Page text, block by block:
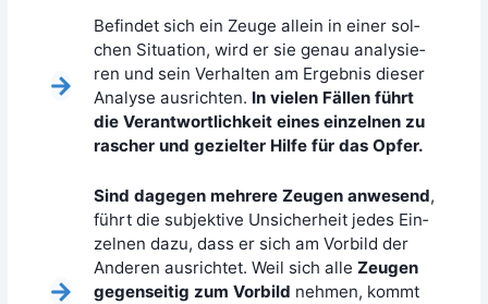
Befin­det sich ein Zeu­ge allein in einer sol­
chen Situa­ti­on, wird er sie genau ana­ly­sie­
ren und sein Ver­hal­ten am Ergeb­nis die­ser
Ana­ly­se aus­rich­ten. In vie­len Fäl­len führt
die Ver­ant­wort­lich­keit eines ein­zel­nen zu
rascher und geziel­ter Hil­fe für das Opfer.
Sind dage­gen meh­re­re Zeu­gen anwe­send,
führt die sub­jek­ti­ve Unsi­cher­heit jedes Ein­
zel­nen dazu, dass er sich amVor­bild der
Ande­ren aus­rich­tet. Weil sich alleZeu­gen
gegen­sei­tig zum Vor­bild neh­men, kommt